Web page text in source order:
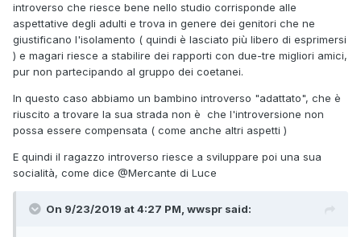
introverso che riesce bene nello studio corrisponde alle
aspettative degli adulti e trova in genere dei genitori che ne
giustificano l'isolamento ( quindi è lasciato più libero di esprimersi
) e magari riesce a stabilire dei rapporti con due-tre migliori amici,
pur non partecipando al gruppo dei coetanei.
In questo caso abbiamo un bambino introverso "adattato", che è
riuscito a trovare la sua strada non è che l'introversione non
possa essere compensata ( come anche altri aspetti )
E quindi il ragazzo introverso riesce a sviluppare poi una sua
socialità, come dice @Mercante di Luce
On 9/23/2019 at 4:27 PM, wwspr said: